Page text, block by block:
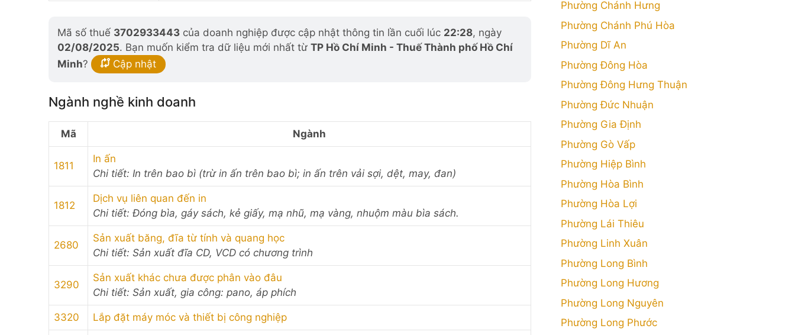
Mã số thuế 3702933443 của doanh nghiệp được cập nhật thông tin lần cuối lúc 22:28, ngày
02/08/2025. Bạn muốn kiểm tra dữ liệu mới nhất từ TP Hồ Chí Minh - Thuế Thành phố Hồ Chí
Minh? Cập nhật
Ngành nghề kinh doanh
Mã Ngành
1811
In ấn
Chi tiết: In trên bao bì (trừ in ấn trên bao bì; in ấn trên vải sợi, dệt, may, đan)
1812
Dịch vụ liên quan đến in
Chi tiết: Đóng bìa, gáy sách, kẻ giấy, mạ nhũ, mạ vàng, nhuộm màu bìa sách.
2680
Sản xuất băng, đĩa từ tính và quang học
Chi tiết: Sản xuất đĩa CD, VCD có chương trình
3290
Sản xuất khác chưa được phân vào đâu
Chi tiết: Sản xuất, gia công: pano, áp phích
3320 Lắp đặt máy móc và thiết bị công nghiệp
Phường Chánh Hưng
Phường Chánh Phú Hòa
Phường Dĩ An
Phường Đông Hòa
Phường Đông Hưng Thuận
Phường Đức Nhuận
Phường Gia Định
Phường Gò Vấp
Phường Hiệp Bình
Phường Hòa Bình
Phường Hòa Lợi
Phường Lái Thiêu
Phường Linh Xuân
Phường Long Bình
Phường Long Hương
Phường Long Nguyên
Phường Long Phước